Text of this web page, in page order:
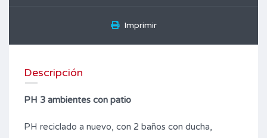
Imprimir
Descripción
PH 3 ambientes con patio
PH reciclado a nuevo, con 2 baños con ducha,